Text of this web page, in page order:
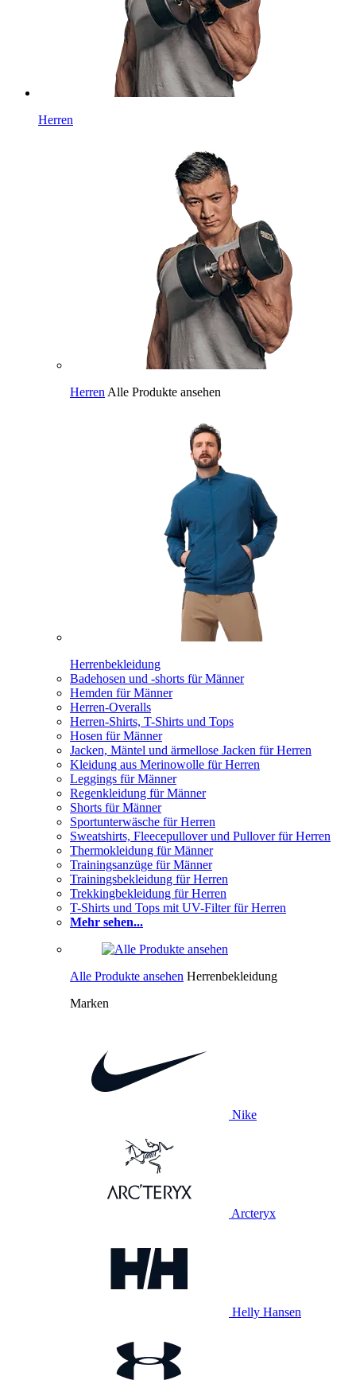
Herren
Herren Alle Produkte ansehen
Herrenbekleidung
Badehosen und -shorts für Männer
Hemden für Männer
Herren-Overalls
Herren-Shirts, T-Shirts und Tops
Hosen für Männer
Jacken, Mäntel und ärmellose Jacken für Herren
Kleidung aus Merinowolle für Herren
Leggings für Männer
Regenkleidung für Männer
Shorts für Männer
Sportunterwäsche für Herren
Sweatshirts, Fleecepullover und Pullover für Herren
Thermokleidung für Männer
Trainingsanzüge für Männer
Trainingsbekleidung für Herren
Trekkingbekleidung für Herren
T-Shirts und Tops mit UV-Filter für Herren
Mehr sehen...
Alle Produkte ansehen Herrenbekleidung
Marken
Nike
Arcteryx
Helly Hansen